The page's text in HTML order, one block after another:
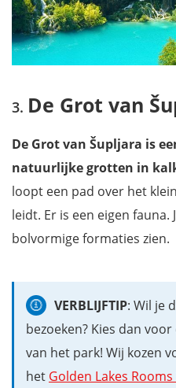
De Grot van
De Grot van Šupljara is
natuurlijke grotten in
loopt een pad over het
leidt. Er is een eigen
bolvormige formaties zien.
VERBLIJFTIP: Wil je
bezoeken? Kies dan
van het park! Wij kozen
het Golden Lakes